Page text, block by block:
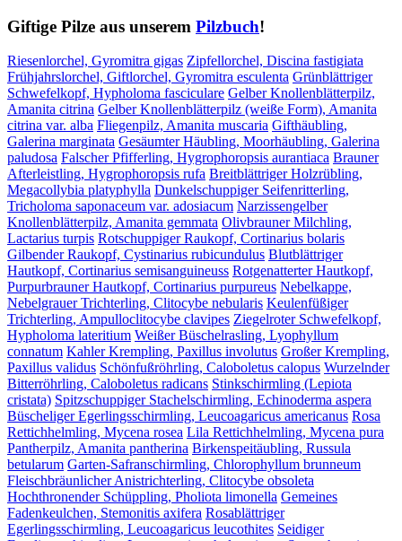
Giftige Pilze aus unserem Pilzbuch!
Riesenlorchel, Gyromitra gigas Zipfellorchel, Discina fastigiata
Frühjahrslorchel, Giftlorchel, Gyromitra esculenta Grünblättriger
Schwefelkopf, Hypholoma fasciculare Gelber Knollenblätterpilz,
Amanita citrina Gelber Knollenblätterpilz (weiße Form), Amanita
citrina var. alba Fliegenpilz, Amanita muscaria Gifthäubling,
Galerina marginata Gesäumter Häubling, Moorhäubling, Galerina
paludosa Falscher Pfifferling, Hygrophoropsis aurantiaca Brauner
Afterleistling, Hygrophoropsis rufa Breitblättriger Holzrübling,
Megacollybia platyphylla Dunkelschuppiger Seifenritterling,
Tricholoma saponaceum var. adosiacum Narzissengelber
Knollenblätterpilz, Amanita gemmata Olivbrauner Milchling,
Lactarius turpis Rotschuppiger Raukopf, Cortinarius bolaris
Gilbender Raukopf, Cystinarius rubicundulus Blutblättriger
Hautkopf, Cortinarius semisanguineuss Rotgenatterter Hautkopf,
Purpurbrauner Hautkopf, Cortinarius purpureus Nebelkappe,
Nebelgrauer Trichterling, Clitocybe nebularis Keulenfüßiger
Trichterling, Ampulloclitocybe clavipes Ziegelroter Schwefelkopf,
Hypholoma lateritium Weißer Büschelrasling, Lyophyllum
connatum Kahler Krempling, Paxillus involutus Großer Krempling,
Paxillus validus Schönfußröhrling, Caloboletus calopus Wurzelnder
Bitterröhrling, Caloboletus radicans Stinkschirmling (Lepiota
cristata) Spitzschuppiger Stachelschirmling, Echinoderma aspera
Büscheliger Egerlingsschirmling, Leucoagaricus americanus Rosa
Rettichhelmling, Mycena rosea Lila Rettichhelmling, Mycena pura
Pantherpilz, Amanita pantherina Birkenspeitäubling, Russula
betularum Garten-Safranschirmling, Chlorophyllum brunneum
Fleischbräunlicher Anistrichterling, Clitocybe obsoleta
Hochthronender Schüppling, Pholiota limonella Gemeines
Fadenkeulchen, Stemonitis axifera Rosablättriger
Egerlingsschirmling, Leucoagaricus leucothites Seidiger